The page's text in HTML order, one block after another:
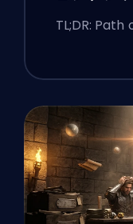
UIは今も
TL;DR: Path